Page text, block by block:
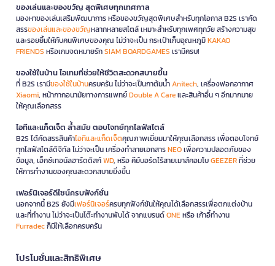
ของเล่นและของขวัญ สุดพิเศษทุกเทศกาล
มองหาของเล่นเสริมพัฒนาการ หรือของขวัญสุดพิเศษสำหรับทุกโอกาส B2S เราคัด
สรรของเล่นและของขวัญหลากหลายสไตล์ เหมาะสำหรับทุกเพศทุกวัย สร้างความสุข
และรอยยิ้มให้กับคนพิเศษของคุณ ไม่ว่าจะเป็น กระเป๋าเก็บอุณหภูมิKAKAO
FRIENDS หรือเกมจดหมายรักSIAM BOARDGAMES เรามีครบ!
ของใช้ในบ้าน ไอเทมที่ช่วยให้ชีวิตสะดวกสบายขึ้น
ที่ B2S เรามีของใช้ในบ้านครบครัน ไม่ว่าจะเป็นกาต้มน้ำAnitech, เครื่องฟอกอากาศ
Xiaomi, หน้ากากอนามัยทางการแพทย์Double A Careและสินค้าอื่น ๆ อีกมากมาย
ให้คุณเลือกสรร
ไอทีและแก็ดเจ็ต ล้ำสมัย ตอบโจทย์ทุกไลฟ์สไตล์
B2S ได้คัดสรรสินค้าไอทีและแก็ดเจ็ตคุณภาพเยี่ยมมาให้คุณเลือกสรร เพื่อตอบโจทย์
ทุกไลฟ์สไตล์ดิจิทัล ไม่ว่าจะเป็น เครื่องทำลายเอกสารNEOเพื่อความปลอดภัยของ
ข้อมูล, เอ็กซ์เทอนัลฮาร์ดดิสก์WD, หรือ คีย์บอร์ดไร้สายเมาส์คอมโบGEEZERที่ช่วย
ให้การทำงานของคุณสะดวกสบายยิ่งขึ้น
เฟอร์นิเจอร์ดีไซน์ครบฟังก์ชั่น
นอกจากนี้ B2S ยังมีเฟอร์นิเจอร์ครบทุกฟังก์ชันให้คุณได้เลือกสรรเพื่อตกแต่งบ้าน
และที่ทำงาน ไม่ว่าจะเป็นโต๊ะทำงานพับได้ จากแบรนด์ONEหรือ เก้าอี้ทำงาน
Furradecก็มีให้เลือกครบครัน
โปรโมชั่นและสิทธิพิเศษ